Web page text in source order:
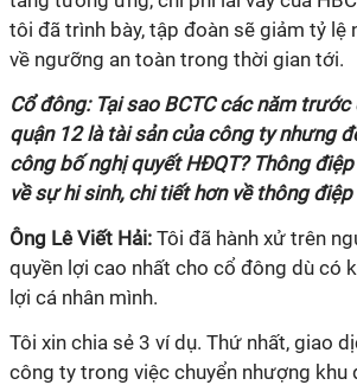
tôi đã trình bày, tập đoàn sẽ giảm tỷ lệ
về ngưỡng an toàn trong thời gian tới.
Cổ đông: Tại sao BCTC các năm
quận 12 là tài sản của công ty nhưng
công bố nghị quyết HĐQT? Thông
về sự hi sinh, chi tiết hơn về thông điệp
Ông Lê Viết Hải: Tôi đã hành xử trên
quyền lợi cao nhất cho cổ đông dù có
lợi cá nhân mình.
Tôi xin chia sẻ 3 ví dụ. Thứ nhất, giao
công ty trong việc chuyển nhượng khu